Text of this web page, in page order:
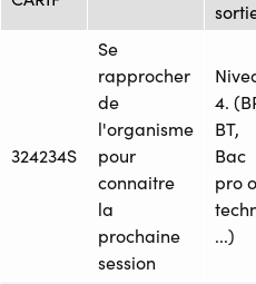
324234S
Se
rapprocher
de
l'organisme
pour
connaitre
la
prochaine
session
4.
BT,
Bac
pro
...)